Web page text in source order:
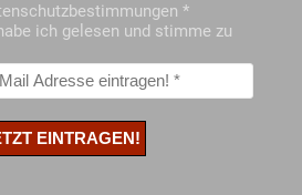
*
ich gelesen und stimme zu